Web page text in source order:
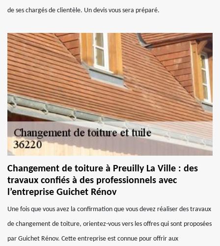
de ses chargés de clientèle. Un devis vous sera préparé.
Changement de toiture à Preuilly La Ville : des
travaux confiés à des professionnels avec
l’entreprise Guichet Rénov
Une fois que vous avez la confirmation que vous devez réaliser des travaux
de changement de toiture, orientez-vous vers les offres qui sont proposées
par Guichet Rénov. Cette entreprise est connue pour offrir aux